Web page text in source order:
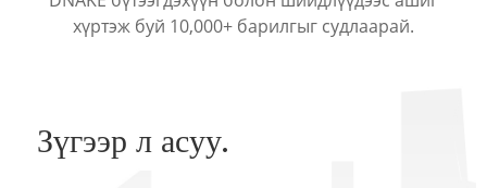
хүртэж буй 10,000+ барилгыг судлаарай.
Зүгээр л асуу.